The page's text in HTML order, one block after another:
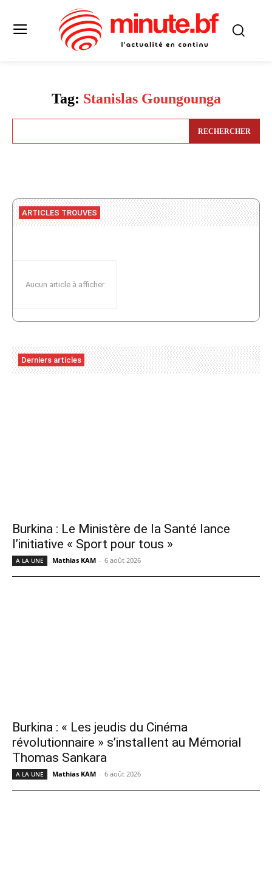
Tag: Stanislas Goungounga
RECHERCHER
ARTICLES TROUVES
Aucun article à afficher
Derniers articles
Burkina : Le Ministère de la Santé lance
l’initiative « Sport pour tous »
A LA UNE Mathias KAM - 6 août 2026
Burkina : « Les jeudis du Cinéma
révolutionnaire » s’installent au Mémorial
Thomas Sankara
A LA UNE Mathias KAM - 6 août 2026